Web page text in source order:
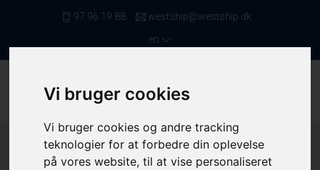
Vi bruger cookies
Vi bruger cookies og andre tracking
teknologier for at forbedre din oplevelse
på vores website, til at vise personaliseret
97 96 19 88
westship@westship.dk
en
Front Page / Saleslist
/ Trawlers From 12,00 To 16,99 Meters
/ 4086